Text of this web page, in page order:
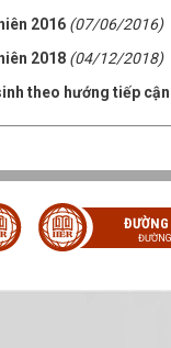
2016 (07/06/2016)
2018 (04/12/2018)
theo hướng tiếp